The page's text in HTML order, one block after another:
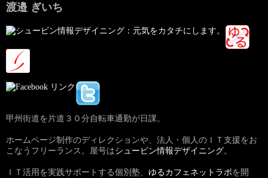
渡邉 ぎいち
甲州街道を片道３０分自転車通勤が日課。
ホームページ制作のディレクションや、法人・個人のＩＴ支援をお
こなうフリーランス。屋号はシュービン情報デザイニング。
ＩＴ活用を実践サポートする個別塾、 ゆるカフェネットラボを開